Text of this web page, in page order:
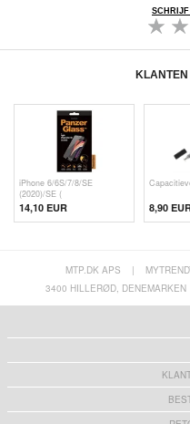
iPhone 6/6S/7/8/SE
(2020)/SE (
14,10 EUR 8,90
MTP.DK APS |
3400 HILLERØD, DENEMARKEN